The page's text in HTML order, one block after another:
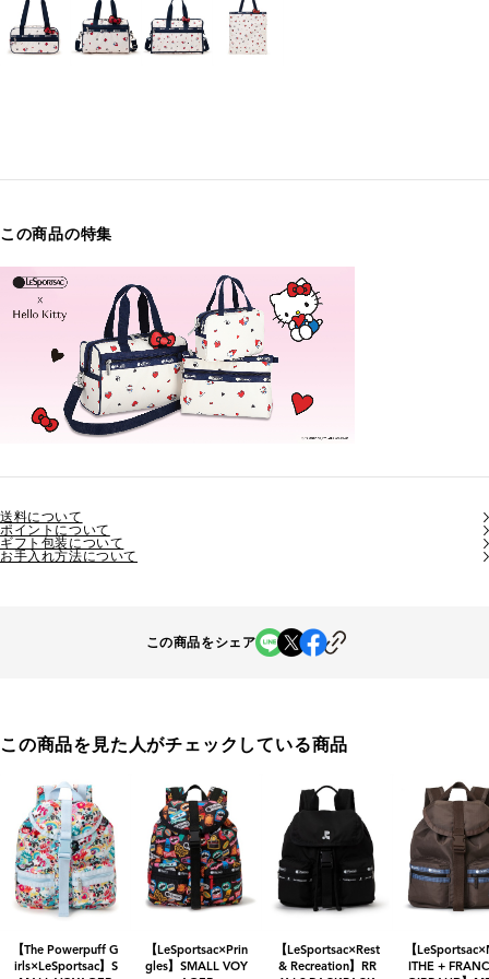
この商品の特集
送料について
ポイントについて
ギフト包装について
お手入れ方法について
この商品をシェア
この商品を見た人がチェックしている商品
【The Powerpuff G
irls×LeSportsac】S
【LeSportsac×Prin
gles】SMALL VOY
【LeSportsac×Rest
& Recreation】RR
【
ITHE +